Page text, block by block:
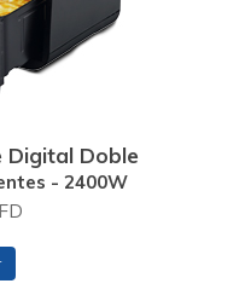
Digital Doble
- 2400W